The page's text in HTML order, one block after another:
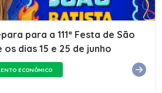
para a 111ª Festa de São
dias 15 e 25 de junho
ECONÔMICO